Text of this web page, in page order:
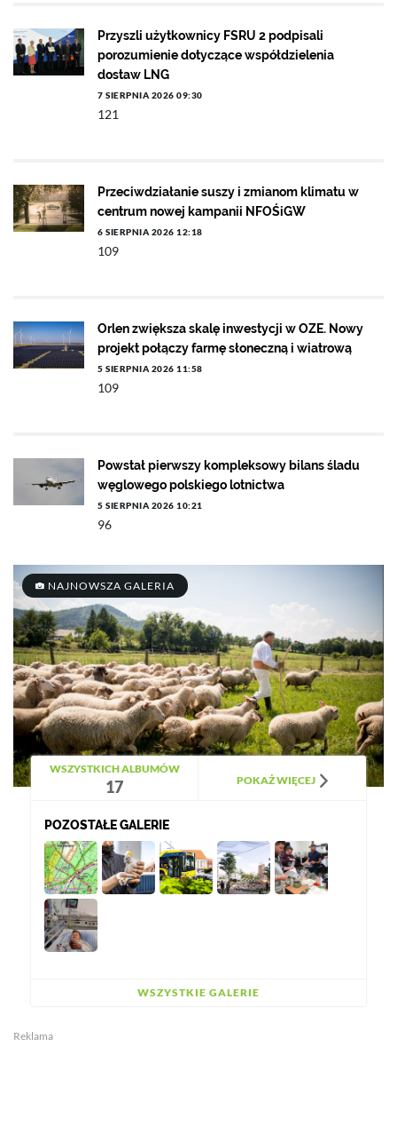
Przyszli użytkownicy FSRU 2 podpisali
porozumienie dotyczące współdzielenia
dostaw LNG
7 SIERPNIA 2026 09:30
121
Przeciwdziałanie suszy i zmianom klimatu w
centrum nowej kampanii NFOŚiGW
6 SIERPNIA 2026 12:18
109
Orlen zwiększa skalę inwestycji w OZE. Nowy
projekt połączy farmę słoneczną i wiatrową
5 SIERPNIA 2026 11:58
109
Powstał pierwszy kompleksowy bilans śladu
węglowego polskiego lotnictwa
5 SIERPNIA 2026 10:21
96
NAJNOWSZA GALERIA
WSZYSTKICH ALBUMÓW
17 POKAŻ WIĘCEJ
POZOSTAŁE GALERIE
WSZYSTKIE GALERIE
Reklama